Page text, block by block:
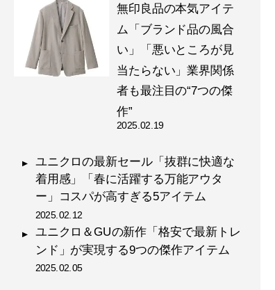
『幸服論――人生は服で簡単
に変えられる 』
自信は服で簡単につくること
ができる!
『 最速でおしゃれに見せる
方法 【電子限定特典付き】
無印良品の本気アイテ
ム「ブランド品の風合
い」「悪いところが見
当たらない」業界関係
者も最注目の“7つの傑
作”
2025.02.19
ユニクロの最新セール「抜群に快適な
着用感」「春に活躍する万能アウタ
ー」コスパが高すぎる5アイテム
2025.02.12
ユニクロ＆GUの新作「格安で最新トレ
ンド」が実現する9つの傑作アイテム
2025.02.05